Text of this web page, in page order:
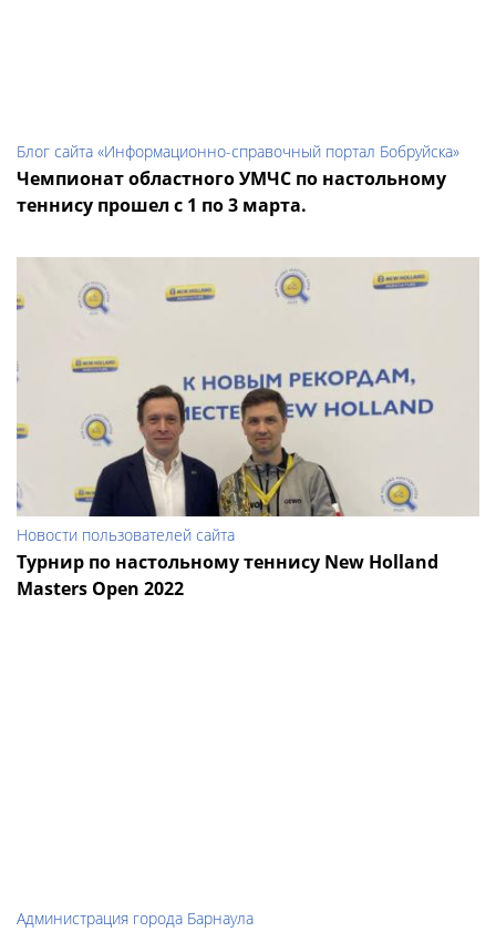
Блог сайта «Информационно-справочный портал Бобруйска»
Чемпионат областного УМЧС по настольному
теннису прошел с 1 по 3 марта.
Новости пользователей сайта
Турнир по настольному теннису New Holland
Masters Open 2022
Администрация города Барнаула